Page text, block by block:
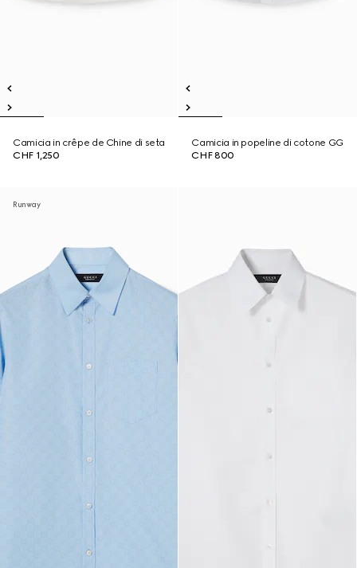
Camicia in crêpe de Chine di seta
CHF 1,250
Camicia in popeline di cotone GG
CHF 800
Runway